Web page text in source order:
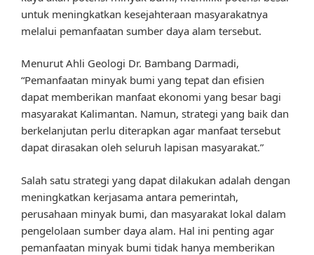
untuk meningkatkan kesejahteraan masyarakatnya
melalui pemanfaatan sumber daya alam tersebut.
Menurut Ahli Geologi Dr. Bambang Darmadi,
“Pemanfaatan minyak bumi yang tepat dan efisien
dapat memberikan manfaat ekonomi yang besar bagi
masyarakat Kalimantan. Namun, strategi yang baik dan
berkelanjutan perlu diterapkan agar manfaat tersebut
dapat dirasakan oleh seluruh lapisan masyarakat.”
Salah satu strategi yang dapat dilakukan adalah dengan
meningkatkan kerjasama antara pemerintah,
perusahaan minyak bumi, dan masyarakat lokal dalam
pengelolaan sumber daya alam. Hal ini penting agar
pemanfaatan minyak bumi tidak hanya memberikan